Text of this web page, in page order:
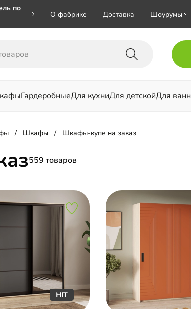
по
О фабрике Доставка Шоурумы
ГардеробныеДля кухниДля детскойДля
Шкафы Шкафы-купе на заказ
559 товаров